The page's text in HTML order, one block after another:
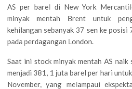
AS per barel di New York
minyak mentah Brent untuk
kehilangan sebanyak 37 sen ke posisi
pada perdagangan London.
Saat ini stock minyak mentah AS
menjadi 381, 1 juta barel per hari
November, yang melampaui